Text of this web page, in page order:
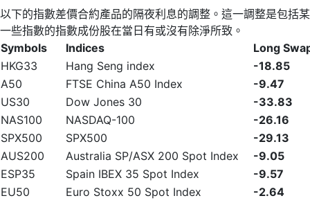
以下的指數差價合約產品的隔夜利息的調整。這一調整是包括某
一些指數的指數成份股在當日有或沒有除淨所致。
Symbols
Indices
Long
HKG33
Hang Seng index
-18.85
A50
FTSE China A50 Index
-9.47
US30
Dow Jones 30
-33.83
NAS100
NASDAQ-100
-26.16
SPX500
SPX500
-29.13
AUS200
Australia SP/ASX 200 Spot Index
-9.05
ESP35
Spain IBEX 35 Spot Index
-9.57
EU50
Euro Stoxx 50 Spot Index
-2.64